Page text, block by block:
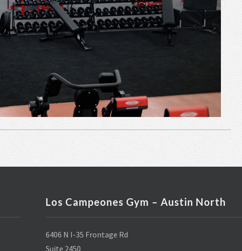
Los Campeones Gym – Austin North
6406 N I-35 Frontage Rd
Suite 2450